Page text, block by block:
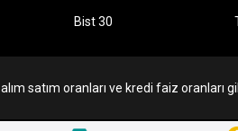
Bist 30
satım oranları ve kredi faiz oranları